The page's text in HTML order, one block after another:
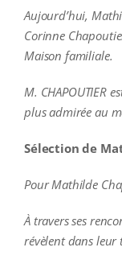
Aujourd’hui,
Corinne
Maison familiale.
M. CHAPOUTIER
plus admirée au
Sélection de
Pour Mathilde
À travers ses
révèlent dans leur